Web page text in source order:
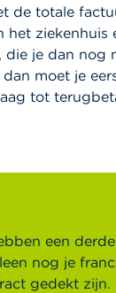
de totale
het
je dan nog
moet je
tot
een
nog je
gedekt zijn.